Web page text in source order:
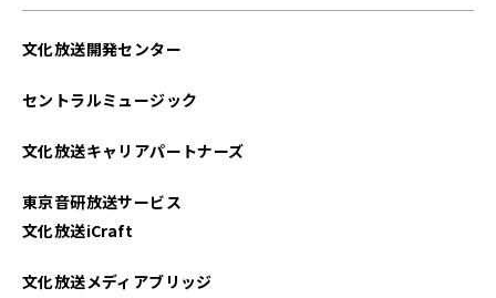
2021年08月
文化放送開発センター
セントラルミュージック
文化放送キャリアパートナーズ
東京音研放送サービス
文化放送iCraft
文化放送メディアブリッジ